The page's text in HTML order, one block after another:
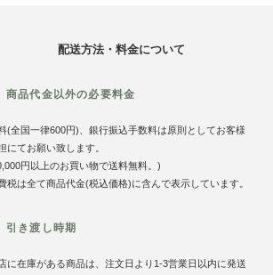
配送方法・料金について
商品代金以外の必要料金
(全国一律600円)、銀行振込手数料は原則としてお客様
にてお願い致します。
円以上のお買い物で送料無料。)
税は全て商品代金(税込価格)に含んで表示しています。
引き渡し時期
に在庫がある商品は、注文日より1-3営業日以内に発送